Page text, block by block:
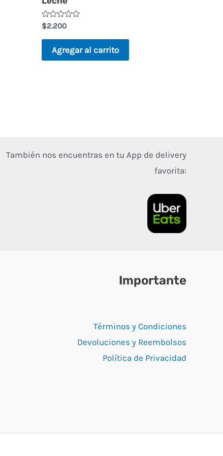
Valorado
en
0
$2.200
Agregar al carrito
También nos encuentras en tu App de delivery
favorita:
Importante
Términos y Condiciones
Devoluciones y Reembolsos
Política de Privacidad